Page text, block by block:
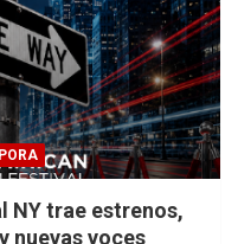
NY trae estrenos,
nuevas voces